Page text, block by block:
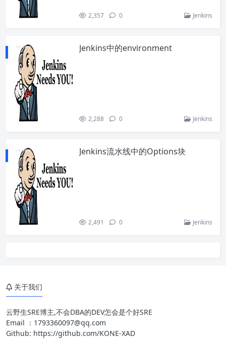
2,357 0 Jenkins
Jenkins中的environment
2,288 0 Jenkins
Jenkins流水线中的Options块
2,491 0 Jenkins
关于我们
云野生SRE博主,不会DBA的DEV怎会是个好SRE
Email ： 1793360097@qq.com
Github: https://github.com/KONE-XAD